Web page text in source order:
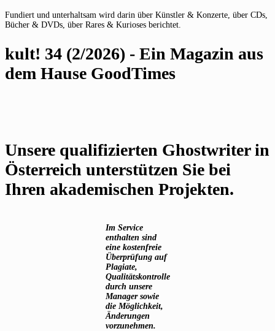
Fundiert und unterhaltsam wird darin über Künstler & Konzerte, über CDs,
Bücher & DVDs, über Rares & Kurioses berichtet.
kult! 34 (2/2026) - Ein Magazin aus
dem Hause GoodTimes
Unsere qualifizierten Ghostwriter in
Österreich unterstützen Sie bei
Ihren akademischen Projekten.
Im Service
enthalten sind
eine kostenfreie
Überprüfung auf
Plagiate,
Qualitätskontrolle
durch unsere
Manager sowie
die Möglichkeit,
Änderungen
vorzunehmen.